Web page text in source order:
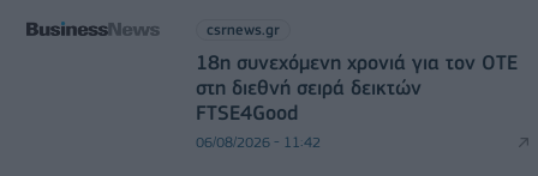
csrnews.gr
18η συνεχόμενη χρονιά για τον ΟΤΕ
στη διεθνή σειρά δεικτών
FTSE4Good
06/08/2026 - 11:42